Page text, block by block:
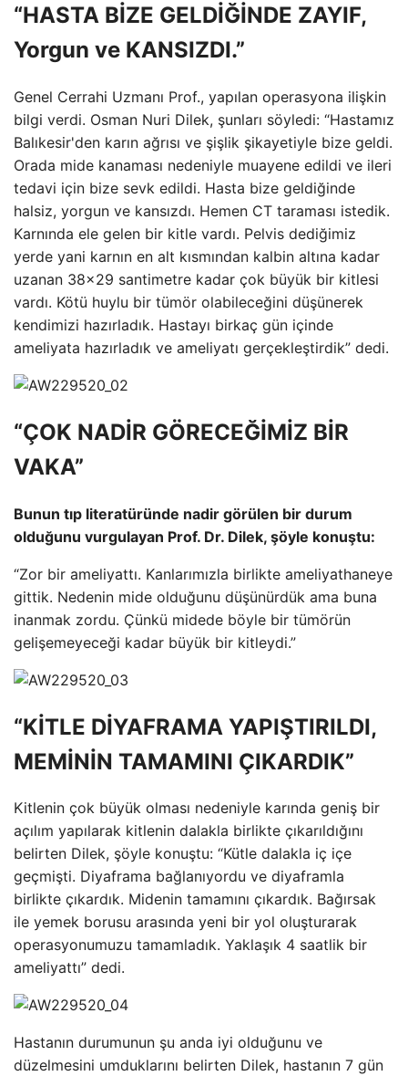
“HASTA BİZE GELDİĞİNDE ZAYIF,
Yorgun ve KANSIZDI.”
Genel Cerrahi Uzmanı Prof., yapılan operasyona ilişkin
bilgi verdi. Osman Nuri Dilek, şunları söyledi: “Hastamız
Balıkesir'den karın ağrısı ve şişlik şikayetiyle bize geldi.
Orada mide kanaması nedeniyle muayene edildi ve ileri
tedavi için bize sevk edildi. Hasta bize geldiğinde
halsiz, yorgun ve kansızdı. Hemen CT taraması istedik.
Karnında ele gelen bir kitle vardı. Pelvis dediğimiz
yerde yani karnın en alt kısmından kalbin altına kadar
uzanan 38×29 santimetre kadar çok büyük bir kitlesi
vardı. Kötü huylu bir tümör olabileceğini düşünerek
kendimizi hazırladık. Hastayı birkaç gün içinde
ameliyata hazırladık ve ameliyatı gerçekleştirdik” dedi.
“ÇOK NADİR GÖRECEĞİMİZ BİR
VAKA”
Bunun tıp literatüründe nadir görülen bir durum
olduğunu vurgulayan Prof. Dr. Dilek, şöyle konuştu:
“Zor bir ameliyattı. Kanlarımızla birlikte ameliyathaneye
gittik. Nedenin mide olduğunu düşünürdük ama buna
inanmak zordu. Çünkü midede böyle bir tümörün
gelişemeyeceği kadar büyük bir kitleydi.”
“KİTLE DİYAFRAMA YAPIŞTIRILDI,
MEMİNİN TAMAMINI ÇIKARDIK”
Kitlenin çok büyük olması nedeniyle karında geniş bir
açılım yapılarak kitlenin dalakla birlikte çıkarıldığını
belirten Dilek, şöyle konuştu: “Kütle dalakla iç içe
geçmişti. Diyaframa bağlanıyordu ve diyaframla
birlikte çıkardık. Midenin tamamını çıkardık. Bağırsak
ile yemek borusu arasında yeni bir yol oluşturarak
operasyonumuzu tamamladık. Yaklaşık 4 saatlik bir
ameliyattı” dedi.
Hastanın durumunun şu anda iyi olduğunu ve
düzelmesini umduklarını belirten Dilek, hastanın 7 gün